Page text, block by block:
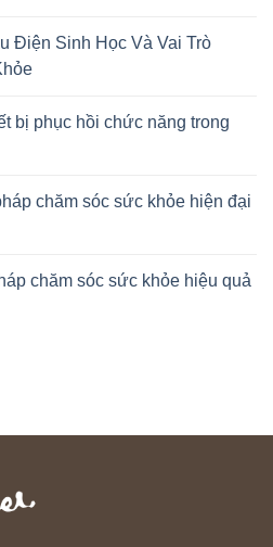
Điện Sinh Học Và Vai Trò
bị phục hồi chức năng trong
chăm sóc sức khỏe hiện đại
chăm sóc sức khỏe hiệu quả